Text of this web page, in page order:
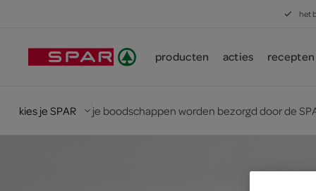
het
producten acties recepten
kies je SPAR je boodschappen worden bezorgd door de